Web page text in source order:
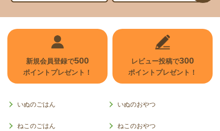
新規会員登録で500
ポイントプレゼント！
レビュー投稿で300
ポイントプレゼント！
いぬのごはん いぬのおやつ
ねこのごはん ねこのおやつ